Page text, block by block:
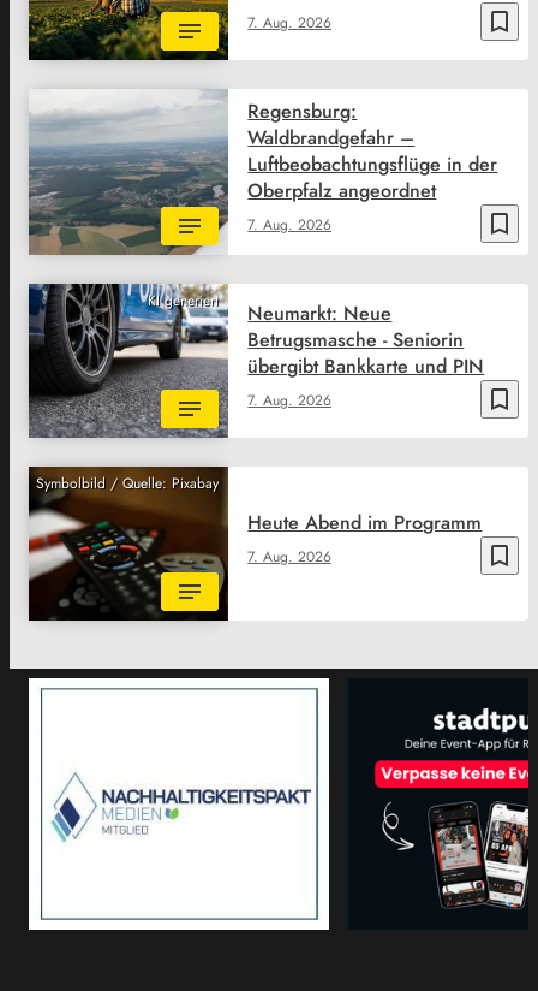
bookmark_border
7. Aug. 2026
bookmark_border
7. Aug. 2026
Regensburg:
Waldbrandgefahr –
Luftbeobachtungsflüge in der
Oberpfalz angeordnet
KI generiert
bookmark_border
7. Aug. 2026
Neumarkt: Neue
Betrugsmasche - Seniorin
übergibt Bankkarte und PIN
Symbolbild / Quelle: Pixabay
bookmark_border
7. Aug. 2026
Heute Abend im Programm